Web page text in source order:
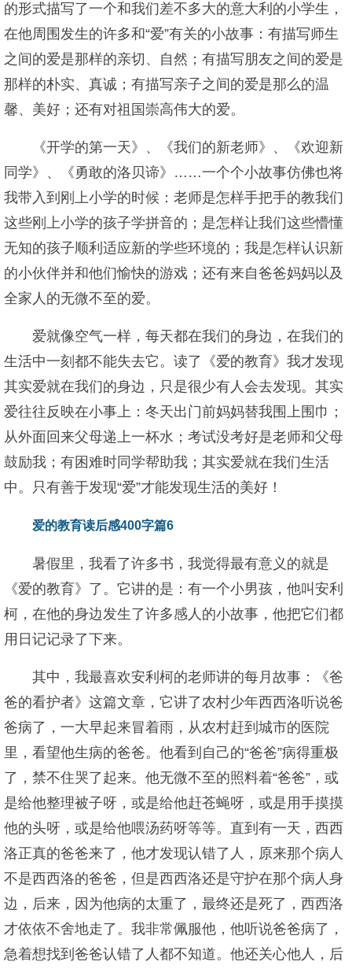
的形式描写了一个和我们差不多大的意大利的小学生，
在他周围发生的许多和“爱”有关的小故事：有描写师生
之间的爱是那样的亲切、自然；有描写朋友之间的爱是
那样的朴实、真诚；有描写亲子之间的爱是那么的温
馨、美好；还有对祖国崇高伟大的爱。
《开学的第一天》、《我们的新老师》、《欢迎新
同学》、《勇敢的洛贝谛》……一个个小故事仿佛也将
我带入到刚上小学的时候：老师是怎样手把手的教我们
这些刚上小学的孩子学拼音的；是怎样让我们这些懵懂
无知的孩子顺利适应新的学些环境的；我是怎样认识新
的小伙伴并和他们愉快的游戏；还有来自爸爸妈妈以及
全家人的无微不至的爱。
爱就像空气一样，每天都在我们的身边，在我们的
生活中一刻都不能失去它。读了《爱的教育》我才发现
其实爱就在我们的身边，只是很少有人会去发现。其实
爱往往反映在小事上：冬天出门前妈妈替我围上围巾；
从外面回来父母递上一杯水；考试没考好是老师和父母
鼓励我；有困难时同学帮助我；其实爱就在我们生活
中。只有善于发现“爱”才能发现生活的美好！
爱的教育读后感400字篇6
暑假里，我看了许多书，我觉得最有意义的就是
《爱的教育》了。它讲的是：有一个小男孩，他叫安利
柯，在他的身边发生了许多感人的小故事，他把它们都
用日记记录了下来。
其中，我最喜欢安利柯的老师讲的每月故事：《爸
爸的看护者》这篇文章，它讲了农村少年西西洛听说爸
爸病了，一大早起来冒着雨，从农村赶到城市的医院
里，看望他生病的爸爸。他看到自己的“爸爸”病得重极
了，禁不住哭了起来。他无微不至的照料着“爸爸”，或
是给他整理被子呀，或是给他赶苍蝇呀，或是用手摸摸
他的头呀，或是给他喂汤药呀等等。直到有一天，西西
洛正真的爸爸来了，他才发现认错了人，原来那个病人
不是西西洛的爸爸，但是西西洛还是守护在那个病人身
边，后来，因为他病的太重了，最终还是死了，西西洛
才依依不舍地走了。我非常佩服他，他听说爸爸病了，
急着想找到爸爸认错了人都不知道。他还关心他人，后